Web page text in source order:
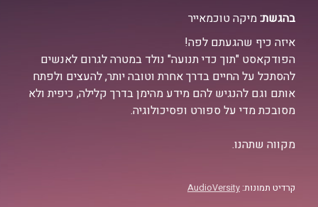
בהגשת:מיקה טוכמאייר
איזה כיף שהגעתם לפה!
הפודקאסט "תוך כדי תנועה" נולד במטרה לגרום לאנשים
להסתכל על החיים בדרך אחרת וטובה יותר, להעצים ולפתח
אותם וגם להנגיש להם מידע מהימן בדרך קלילה, כיפית ולא
מסובכת מדי על ספורט ופסיכולוגיה.
מקווה שתהנו.
קרדיט תמונות: AudioVersity